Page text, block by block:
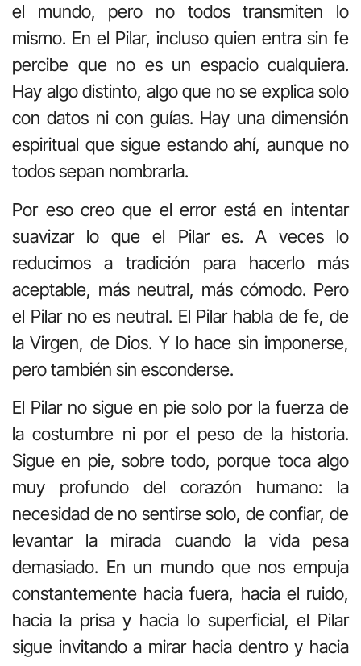
el mundo, pero no todos transmiten lo
mismo. En el Pilar, incluso quien entra sin fe
percibe que no es un espacio cualquiera.
Hay algo distinto, algo que no se explica solo
con datos ni con guías. Hay una dimensión
espiritual que sigue estando ahí, aunque no
todos sepan nombrarla.
Por eso creo que el error está en intentar
suavizar lo que el Pilar es. A veces lo
reducimos a tradición para hacerlo más
aceptable, más neutral, más cómodo. Pero
el Pilar no es neutral. El Pilar habla de fe, de
la Virgen, de Dios. Y lo hace sin imponerse,
pero también sin esconderse.
El Pilar no sigue en pie solo por la fuerza de
la costumbre ni por el peso de la historia.
Sigue en pie, sobre todo, porque toca algo
muy profundo del corazón humano: la
necesidad de no sentirse solo, de confiar, de
levantar la mirada cuando la vida pesa
demasiado. En un mundo que nos empuja
constantemente hacia fuera, hacia el ruido,
hacia la prisa y hacia lo superficial, el Pilar
sigue invitando a mirar hacia dentro y hacia